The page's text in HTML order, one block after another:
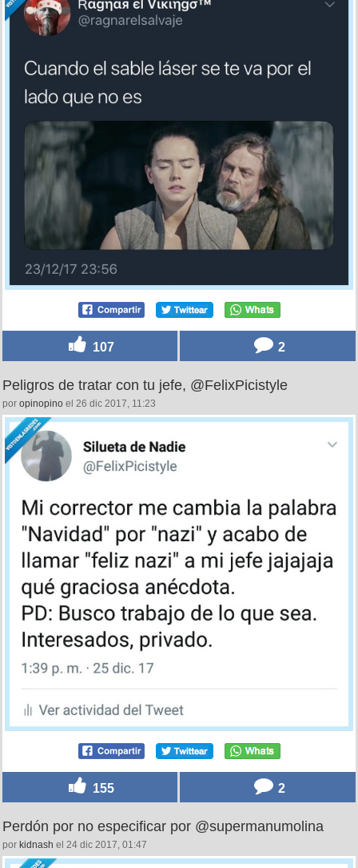
107 2
Peligros de tratar con tu jefe, @FelixPicistyle
por opinopino el 26 dic 2017, 11:23
155 2
Perdón por no especificar por @supermanumolina
por kidnash el 24 dic 2017, 01:47